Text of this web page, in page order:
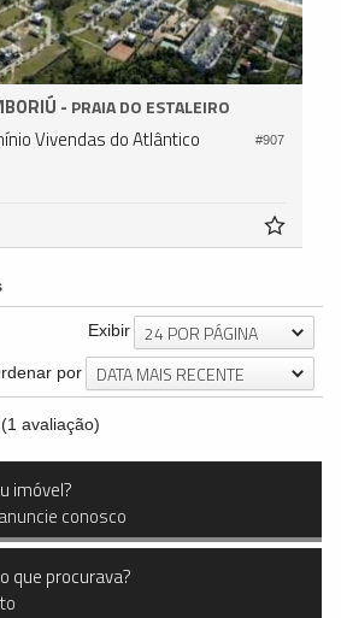
#907
- PRAIA DO ESTALEIRO
Vivendas do Atlântico
Exibir 24 POR PÁGINA
por DATA MAIS RECENTE
(1 avaliação)
imóvel?
conosco
que procurava?